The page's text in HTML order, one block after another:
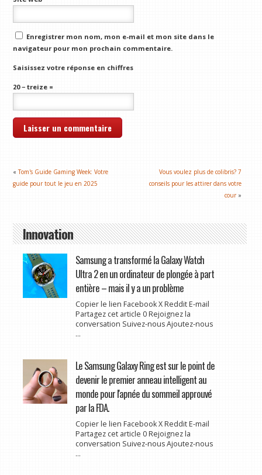
Enregistrer mon nom, mon e-mail et mon site dans le
navigateur pour mon prochain commentaire.
Saisissez votre réponse en chiffres
20 − treize =
«Tom's Guide Gaming Week: Votre
guide pour tout le jeu en 2025
Vous voulez plus de colibris? 7
conseils pour les attirer dans votre
cour »
Innovation
Samsung a transformé la Galaxy Watch
Ultra 2 en un ordinateur de plongée à part
entière – mais il y a un problème
Copier le lien Facebook X Reddit E-mail
Partagez cet article 0 Rejoignez la
conversation Suivez-nous Ajoutez-nous
...
Le Samsung Galaxy Ring est sur le point de
devenir le premier anneau intelligent au
monde pour l'apnée du sommeil approuvé
par la FDA.
Copier le lien Facebook X Reddit E-mail
Partagez cet article 0 Rejoignez la
conversation Suivez-nous Ajoutez-nous
...